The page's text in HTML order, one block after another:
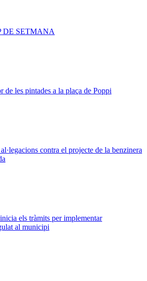
DE SETMANA
de les pintades a la plaça de Poppi
contra el projecte de la benzinera
els tràmits per implementar
al municipi